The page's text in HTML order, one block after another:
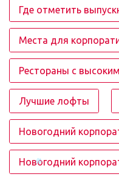
Где отметить
Места для
Рестораны с
Лучшие лофты
Новогодний
Новогодний